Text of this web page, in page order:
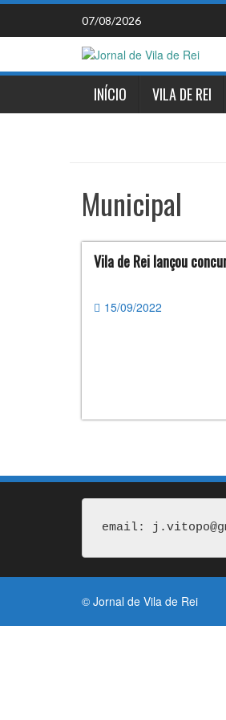
Skip
content
07/08/2026
INÍCIO VILA DE REI
Municipal
Vila de Rei lançou
15/09/2022
email:
© Jornal de Vila de Rei